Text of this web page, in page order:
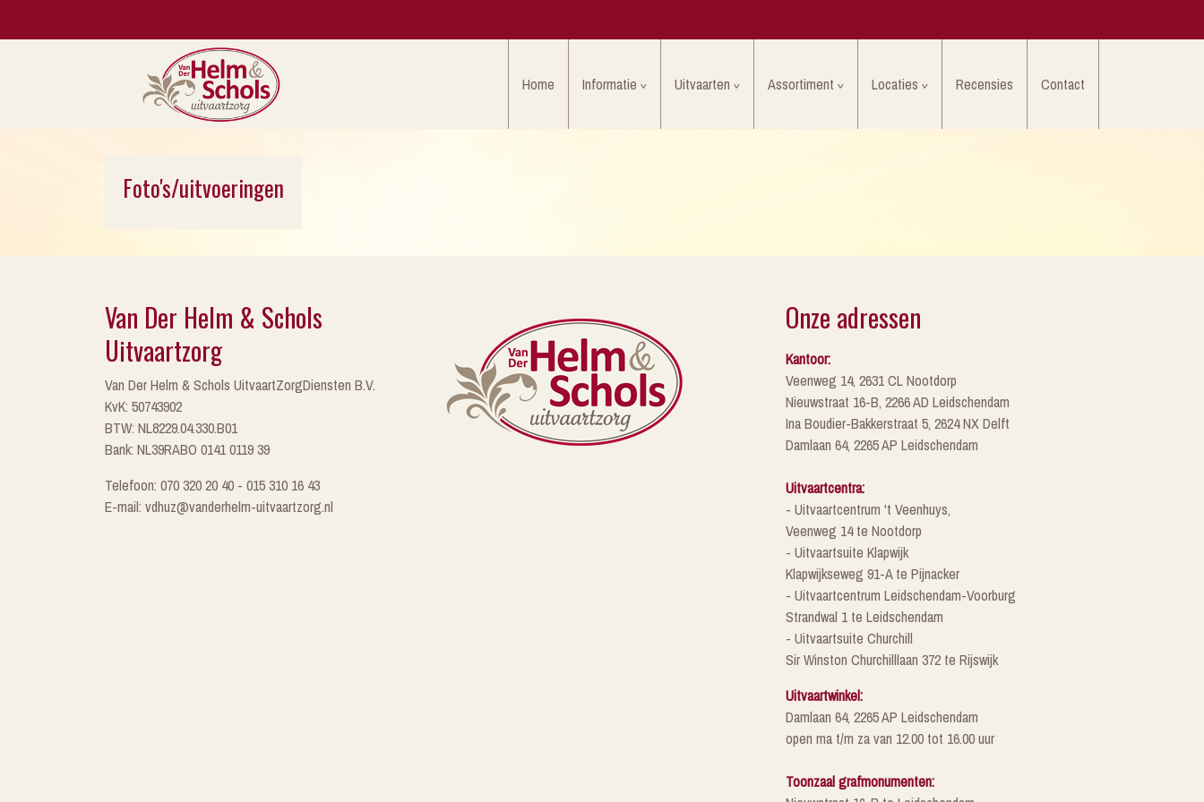
Home Informatie Uitvaarten Assortiment Locaties Recensies Contact
Foto's/uitvoeringen
Van Der Helm & Schols
Uitvaartzorg
Van Der Helm & Schols UitvaartZorgDiensten B.V.
KvK: 50743902
BTW: NL8229.04.330.B01
Bank: NL39RABO 0141 0119 39
Telefoon: 070 320 20 40 - 015 310 16 43
E-mail: vdhuz@vanderhelm-uitvaartzorg.nl
Onze adressen
Kantoor:
Veenweg 14, 2631 CL Nootdorp
Nieuwstraat 16-B, 2266 AD Leidschendam
Ina Boudier-Bakkerstraat 5, 2624 NX Delft
Damlaan 64, 2265 AP Leidschendam
Uitvaartcentra:
- Uitvaartcentrum 't Veenhuys,
Veenweg 14 te Nootdorp
- Uitvaartsuite Klapwijk
Klapwijkseweg 91-A te Pijnacker
- Uitvaartcentrum Leidschendam-Voorburg
Strandwal 1 te Leidschendam
- Uitvaartsuite Churchill
Sir Winston Churchilllaan 372 te Rijswijk
Uitvaartwinkel:
Damlaan 64, 2265 AP Leidschendam
open ma t/m za van 12.00 tot 16.00 uur
Toonzaal grafmonumenten: